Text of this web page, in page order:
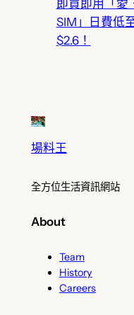
即買即用「愛
SIM」日費低
$2.6！
場料王
全方位生活資訊網站
About
Team
History
Careers